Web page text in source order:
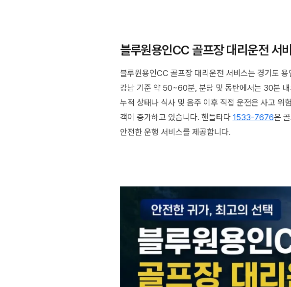
블루원용인CC 골프장 대리운전 서
블루원용인CC 골프장 대리운전 서비스는 경기도
강남 기준 약 50~60분, 분당 및 동탄에서는 30분
누적 상태나 식사 및 음주 이후 직접 운전은 사고 위
객이 증가하고 있습니다. 핸들타다 1533-7676은
안전한 운행 서비스를 제공합니다.